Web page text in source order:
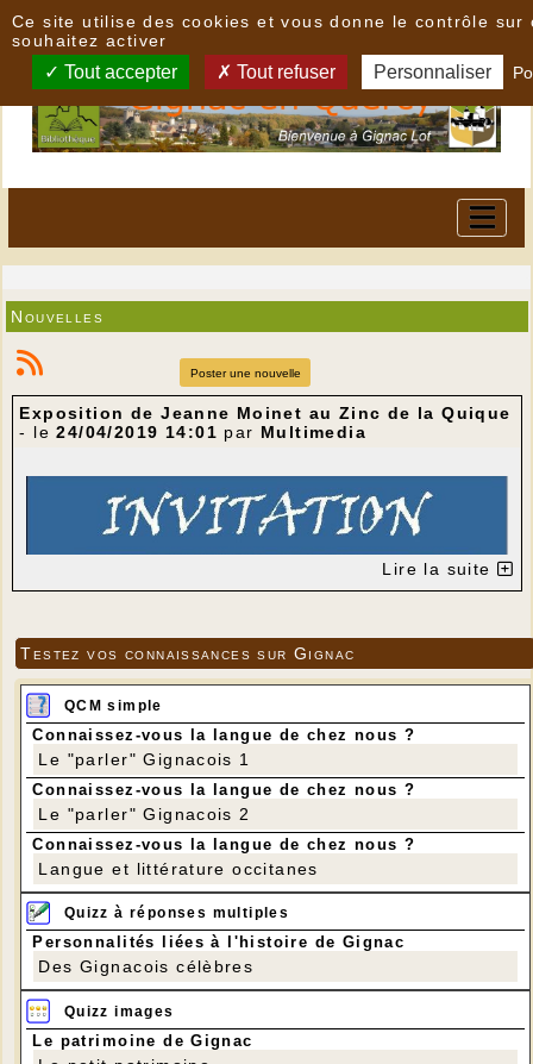
Nouvelles
Poster une nouvelle
Exposition de Jeanne Moinet au Zinc de la Quique
- le24/04/2019 14:01 par Multimedia
Lire la suite
Testez vos connaissances sur Gignac
QCM simple
Connaissez-vous la langue de chez nous ?
Le "parler" Gignacois 1
Connaissez-vous la langue de chez nous ?
Le "parler" Gignacois 2
Connaissez-vous la langue de chez nous ?
Langue et littérature occitanes
Quizz à réponses multiples
Personnalités liées à l'histoire de Gignac
Des Gignacois célèbres
Quizz images
Le patrimoine de Gignac
Ce site utilise des cookies et vous donne le contrôle sur
souhaitez activer
Tout accepter Tout refuser Personnaliser